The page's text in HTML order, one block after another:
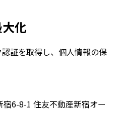
化
証を取得し、個人情報の保
6-8-1 住友不動産新宿オー